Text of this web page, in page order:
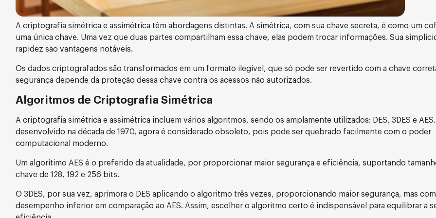
A criptografia simétrica e assimétrica têm abordagens distintas. A simétrica, com sua chave secreta, é como um
uma única chave. Uma vez que duas partes compartilham essa chave, elas podem trocar informações. Sua
rapidez são vantagens notáveis.
Os dados criptografados são transformados em um formato ilegível, que só pode ser revertido com a chave
segurança depende da proteção dessa chave contra os acessos não autorizados.
Algoritmos de Criptografia Simétrica
A criptografia simétrica e assimétrica incluem vários algoritmos, sendo os amplamente utilizados: DES, 3DES e AES.
desenvolvido na década de 1970, agora é considerado obsoleto, pois pode ser quebrado facilmente com o poder
computacional moderno.
Um algorítimo AES é o preferido da atualidade, por proporcionar maior segurança e eficiência, suportando
chave de 128, 192 e 256 bits.
O 3DES, por sua vez, aprimora o DES aplicando o algoritmo três vezes, proporcionando maior segurança, mas com
desempenho inferior em comparação ao AES. Assim, escolher o algoritmo certo é indispensável para equilibrar a